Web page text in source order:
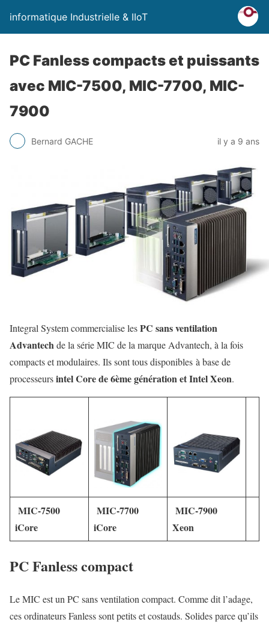
informatique Industrielle & IIoT
PC Fanless compacts et puissants
avec MIC-7500, MIC-7700, MIC-
7900
Bernard GACHE il y a 9 ans
Integral System commercialise lesPC sans ventilation
Advantechde la série MIC de la marque Advantech, à la fois
compacts et modulaires. Ils sont tous disponibles à base de
processeursintel Core de 6ème génération et Intel Xeon.
MIC-7500
iCore
MIC-7700
iCore
MIC-7900
Xeon
PC Fanless compact
Le MIC est un PC sans ventilation compact. Comme dit l’adage,
ces ordinateurs Fanless sont petits et costauds. Solides parce qu’ils